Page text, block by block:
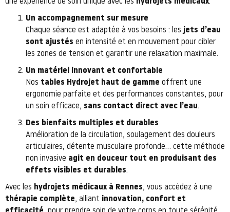
une expérience de soin unique avec les hydrojets médicaux.
Un accompagnement sur mesure
Chaque séance est adaptée à vos besoins : lesjets d’eau
sont ajustés en intensité et en mouvement pour cibler
les zones de tension et garantir une relaxation maximale.
Un matériel innovant et confortable
Nos tables Hydrojet haut de gamme offrent une
ergonomie parfaite et des performances constantes, pour
un soin efficace, sans contact direct avec l’eau.
Des bienfaits multiples et durables
Amélioration de la circulation, soulagement des douleurs
articulaires, détente musculaire profonde… cette méthode
non invasive agit en douceur tout en produisant des
effets visibles et durables.
Avec les hydrojets médicaux à Rennes, vous accédez à une
thérapie complète, alliant innovation, confort et